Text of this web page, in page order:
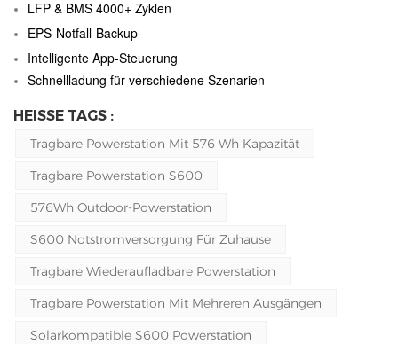
LFP & BMS 4000+ Zyklen
EPS-Notfall-Backup
Intelligente App-Steuerung
Schnellladung für verschiedene Szenarien
HEISSE TAGS :
Tragbare Powerstation Mit 576 Wh Kapazität
Tragbare Powerstation S600
576Wh Outdoor-Powerstation
S600 Notstromversorgung Für Zuhause
Tragbare Wiederaufladbare Powerstation
Tragbare Powerstation Mit Mehreren Ausgängen
Solarkompatible S600 Powerstation